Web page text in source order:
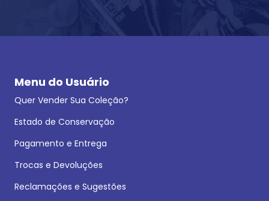
Menu do Usuário
Quer Vender Sua Coleção?
Estado de Conservação
Pagamento e Entrega
Trocas e Devoluções
Reclamações e Sugestões